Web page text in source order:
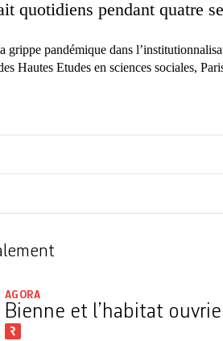
quotidiens pendant quatre
pandémique dans
Hautes Etudes en sciences sociales,
AGORA
Bienne et l’habitat